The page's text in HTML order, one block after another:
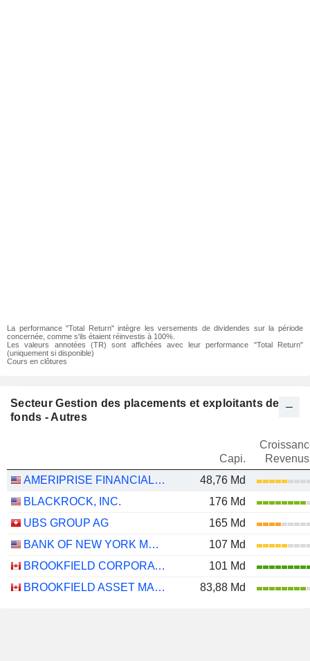
La performance "Total Return" intègre les versements de dividendes sur la période
concernée, comme s'ils étaient réinvestis à 100%.
Les valeurs annotées (TR) sont affichées avec leur performance "Total Return"
(uniquement si disponible)
Cours en clôtures
Secteur Gestion des placements et exploitants de
fonds - Autres
Capi.
Revenus
AMERIPRISE FINANCIAL, INC.
48,76 Md
BLACKROCK, INC.
176 Md
UBS GROUP AG
165 Md
BANK OF NEW YORK MELLON CORPORATION (THE)
107 Md
BROOKFIELD CORPORATION
101 Md
BROOKFIELD ASSET MANAGEMENT LTD.
83,88 Md